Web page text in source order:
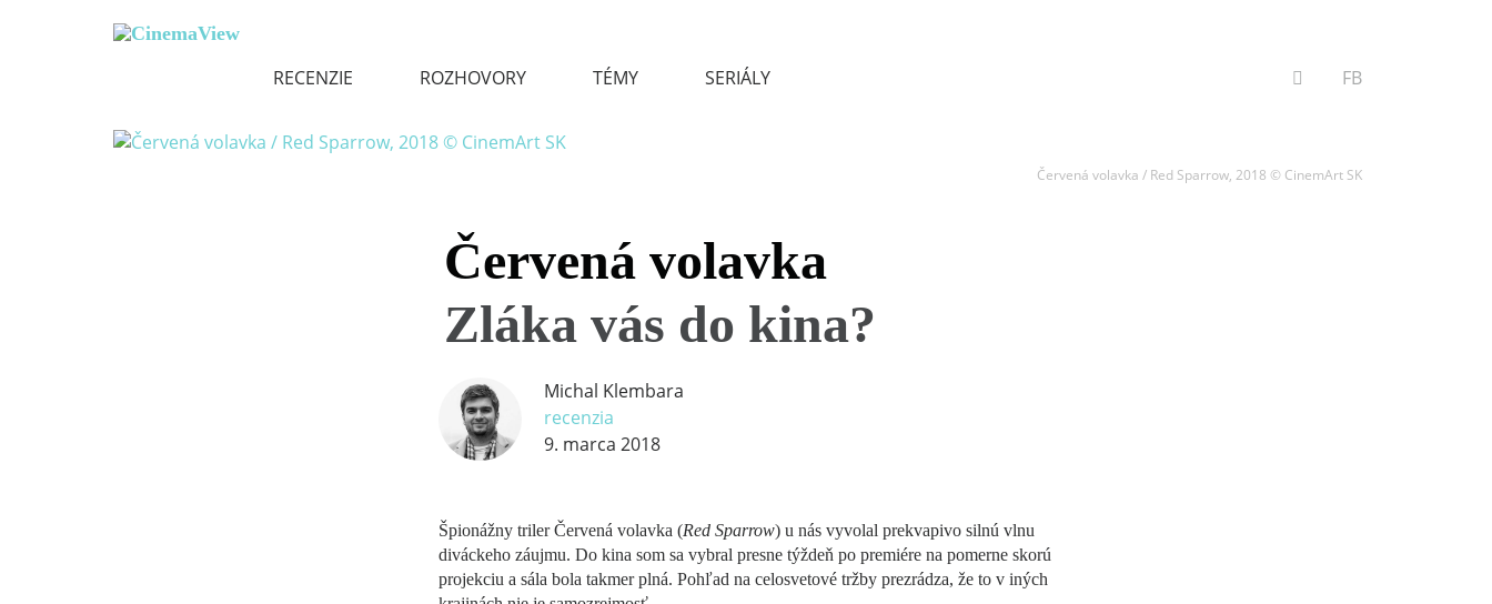
RECENZIE ROZHOVORY TÉMY SERIÁLY VYHĽADÁVANIE
FB
Červená volavka / Red Sparrow, 2018 © CinemArt SK
Červená volavka
Zláka vás do kina?
Michal Klembara
recenzia
9. marca 2018
Špionážny triler Červená volavka (Red Sparrow) u nás vyvolal prekvapivo silnú vlnu
diváckeho záujmu. Do kina som sa vybral presne týždeň po premiére na pomerne skorú
projekciu a sála bola takmer plná. Pohľad na celosvetové tržby prezrádza, že to v iných